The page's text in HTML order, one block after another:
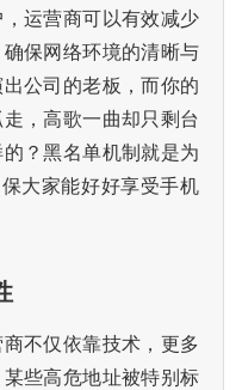
运营商可以有效减少
保网络环境的清晰与
公司的老板，而你的
，高歌一曲却只剩台
？黑名单机制就是为
大家能好好享受手机
不仅依靠技术，更多
些高危地址被特别标